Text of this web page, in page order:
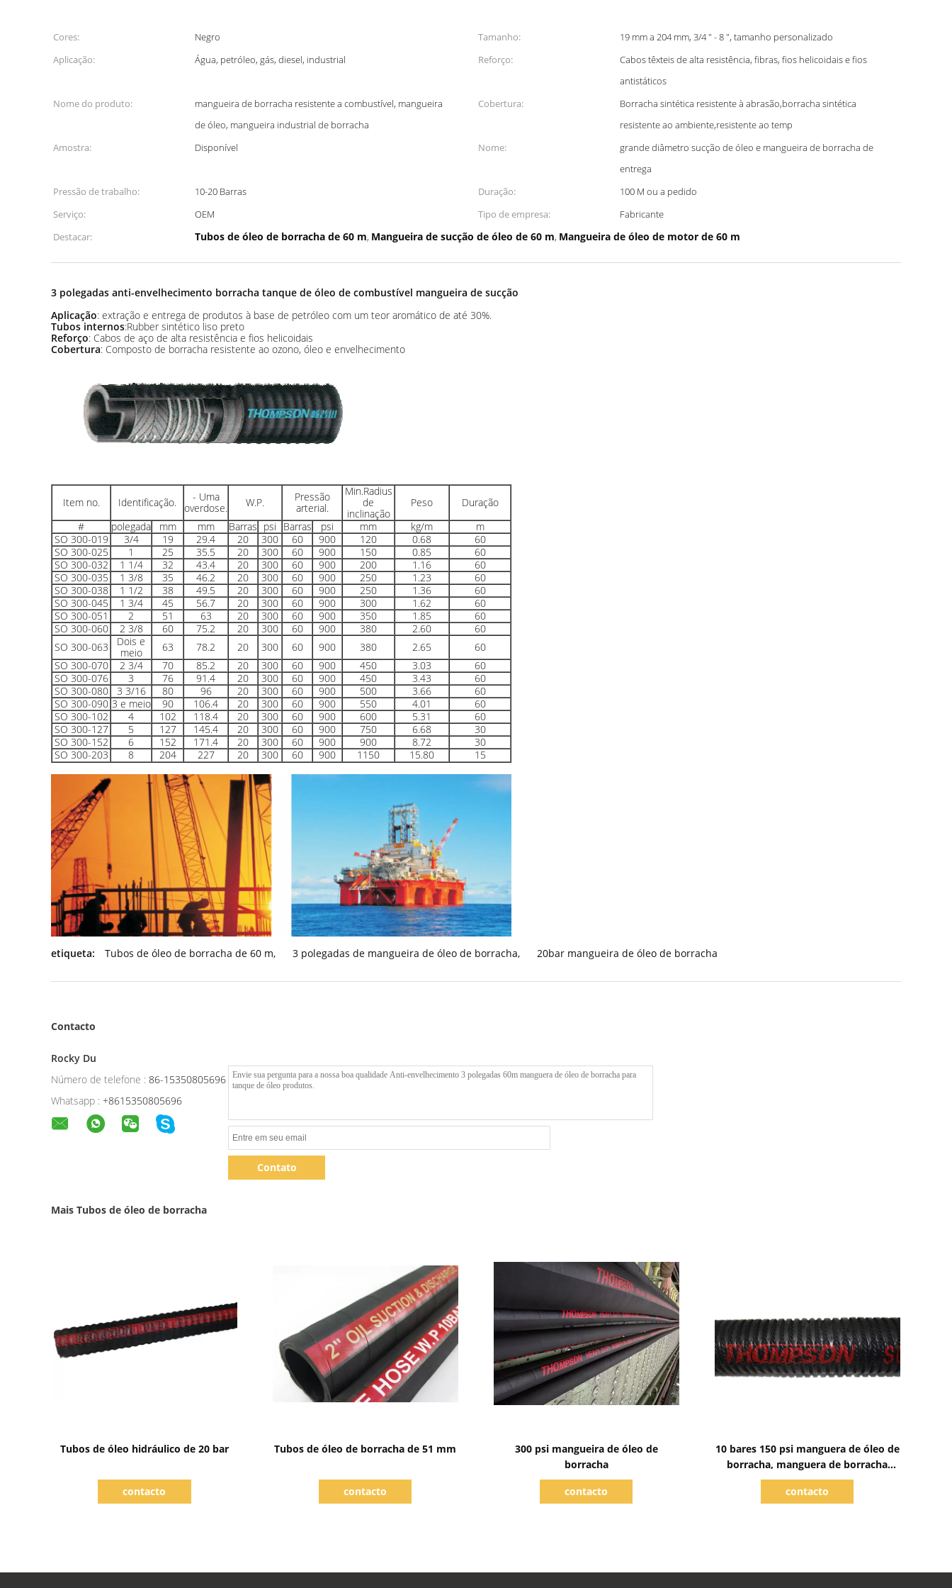
Cores: Negro Tamanho:
19 mm a 204 mm, 3/4 " - 8 ", tamanho personalizado
Aplicação:
Água, petróleo, gás, diesel, industrial Reforço:
Cabos têxteis de alta resistência, fibras, fios helicoidais e fios
antistáticos
Nome do produto:
mangueira de borracha resistente a combustível, mangueira
de óleo, mangueira industrial de borracha
Cobertura:
Borracha sintética resistente à abrasão,borracha sintética
resistente ao ambiente,resistente ao temp
Amostra:
Disponível Nome:
grande diâmetro sucção de óleo e mangueira de borracha de
entrega
Pressão de trabalho:
10-20 Barras Duração:
100 M ou a pedido
Serviço:
OEM Tipo de empresa:
Fabricante
Destacar:
Tubos de óleo de borracha de 60 m, Mangueira de sucção de óleo de 60 m, Mangueira de óleo de motor de 60 m
3 polegadas anti-envelhecimento borracha tanque de óleo de combustível mangueira de sucção
Aplicação: extração e entrega de produtos à base de petróleo com um teor aromático de até 30%.
Tubos internos:Rubber sintético liso preto
Reforço: Cabos de aço de alta resistência e fios helicoidais
Cobertura: Composto de borracha resistente ao ozono, óleo e envelhecimento
Item no. Identificação.
- Uma
overdose.
W.P.
Pressão
arterial.
Min.Radius
de
inclinação
Peso
Duração
#
polegada mm mm Barras psi Barras psi mm kg/m
m
SO 300-019
3/4 19 29.4 20 300 60 900 120 0.68
60
SO 300-025
1 25 35.5 20 300 60 900 150 0.85
60
SO 300-032
1 1/4 32 43.4 20 300 60 900 200 1.16
60
SO 300-035
1 3/8 35 46.2 20 300 60 900 250 1.23
60
SO 300-038
1 1/2 38 49.5 20 300 60 900 250 1.36
60
SO 300-045
1 3/4 45 56.7 20 300 60 900 300 1.62
60
SO 300-051
2 51 63 20 300 60 900 350 1.85
60
SO 300-060
2 3/8 60 75.2 20 300 60 900 380 2.60
60
SO 300-063
Dois e
meio
63 78.2 20 300 60 900 380 2.65
60
SO 300-070
2 3/4 70 85.2 20 300 60 900 450 3.03
60
SO 300-076
3 76 91.4 20 300 60 900 450 3.43
60
SO 300-080
3 3/16 80 96 20 300 60 900 500 3.66
60
SO 300-090 3 e meio 90 106.4 20 300 60 900 550 4.01
60
SO 300-102
4 102 118.4 20 300 60 900 600 5.31
60
SO 300-127
5 127 145.4 20 300 60 900 750 6.68
30
SO 300-152
6 152 171.4 20 300 60 900 900 8.72
30
SO 300-203
8 204 227 20 300 60 900 1150 15.80 15
etiqueta: Tubos de óleo de borracha de 60 m, 3 polegadas de mangueira de óleo de borracha, 20bar mangueira de óleo de borracha
Contacto
Rocky Du
Número de telefone : 86-15350805696
Whatsapp : +8615350805696
Contato
Mais Tubos de óleo de borracha
Tubos de óleo hidráulico de 20 bar
contacto
Tubos de óleo de borracha de 51 mm
contacto
300 psi mangueira de óleo de
borracha
contacto
10 bares 150 psi manguera de óleo de
borracha, manguera de borracha
resistente ao óleo
contacto